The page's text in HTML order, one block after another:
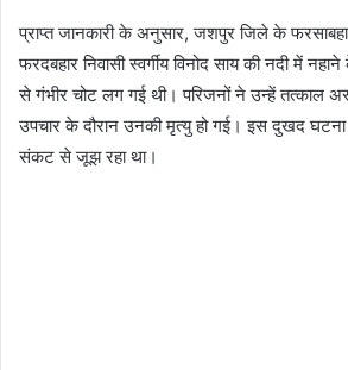
प्राप्त जानकारी के अनुसार, जशपुर जिले के
फरदबहार निवासी स्वर्गीय विनोद साय की नदी में
से गंभीर चोट लग गई थी। परिजनों ने उन्हें तत्काल
उपचार के दौरान उनकी मृत्यु हो गई। इस दुखद घटना
संकट से जूझ रहा था।